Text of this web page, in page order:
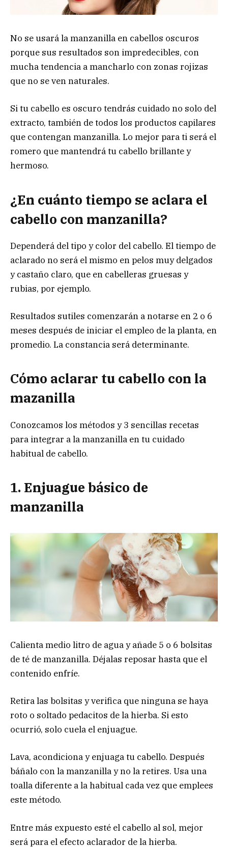
No se usará la manzanilla en cabellos oscuros
porque sus resultados son impredecibles, con
mucha tendencia a mancharlo con zonas rojizas
que no se ven naturales.
Si tu cabello es oscuro tendrás cuidado no solo del
extracto, también de todos los productos capilares
que contengan manzanilla. Lo mejor para ti será el
romero que mantendrá tu cabello brillante y
hermoso.
¿En cuánto tiempo se aclara el
cabello con manzanilla?
Dependerá del tipo y color del cabello. El tiempo de
aclarado no será el mismo en pelos muy delgados
y castaño claro, que en cabelleras gruesas y
rubias, por ejemplo.
Resultados sutiles comenzarán a notarse en 2 o 6
meses después de iniciar el empleo de la planta, en
promedio. La constancia será determinante.
Cómo aclarar tu cabello con la
mazanilla
Conozcamos los métodos y 3 sencillas recetas
para integrar a la manzanilla en tu cuidado
habitual de cabello.
1. Enjuague básico de
manzanilla
Calienta medio litro de agua y añade 5 o 6 bolsitas
de té de manzanilla. Déjalas reposar hasta que el
contenido enfríe.
Retira las bolsitas y verifica que ninguna se haya
roto o soltado pedacitos de la hierba. Si esto
ocurrió, solo cuela el enjuague.
Lava, acondiciona y enjuaga tu cabello. Después
báñalo con la manzanilla y no la retires. Usa una
toalla diferente a la habitual cada vez que emplees
este método.
Entre más expuesto esté el cabello al sol, mejor
será para el efecto aclarador de la hierba.